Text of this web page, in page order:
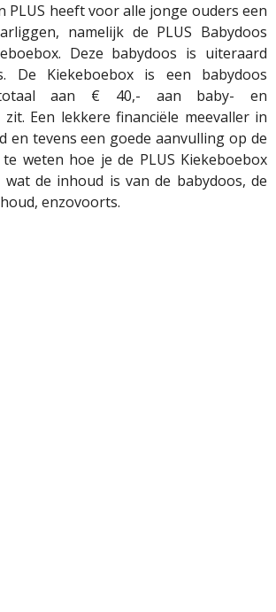
PLUS heeft voor alle jonge ouders een
namelijk de PLUS Babydoos
Deze babydoos is uiteraard
De Kiekeboebox is een babydoos
aan € 40,- aan baby- en
Een lekkere financiële meevaller in
en tevens een goede aanvulling op de
weten hoe je de PLUS Kiekeboebox
de inhoud is van de babydoos, de
enzovoorts.